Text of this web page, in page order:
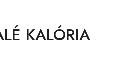
KALÓRIA